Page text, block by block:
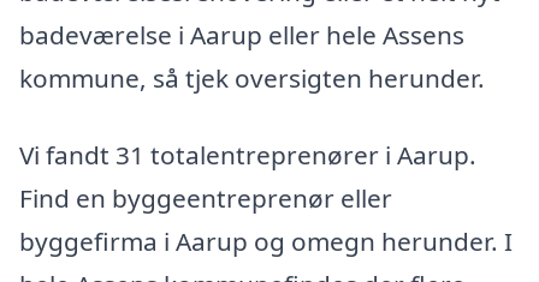
badeværelse i Aarup eller hele Assens
kommune, så tjek oversigten herunder.
Vi fandt 31 totalentreprenører i Aarup.
Find en byggeentreprenør eller
byggefirma i Aarup og omegn herunder. I